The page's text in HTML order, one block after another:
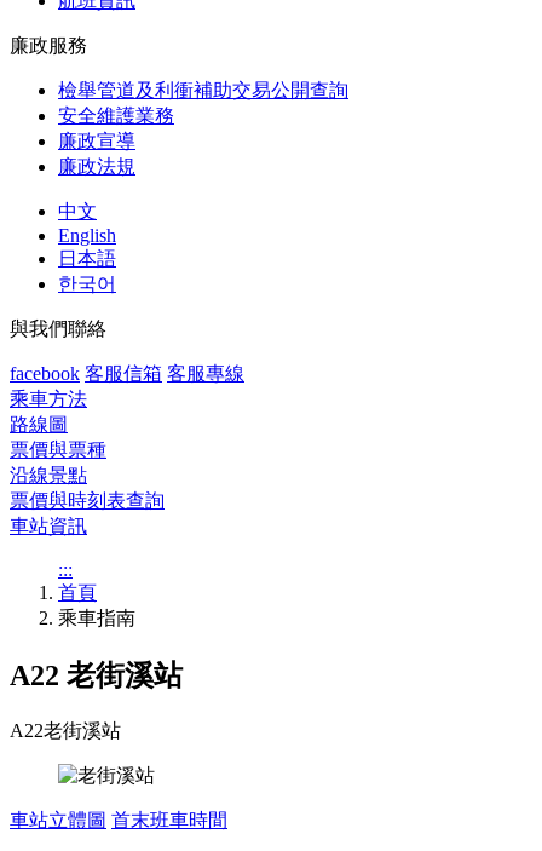
廉政服務
檢舉管道及利衝補助交易公開查詢
安全維護業務
廉政宣導
廉政法規
中文
English
日本語
한국어
與我們聯絡
facebook 客服信箱 客服專線
乘車方法
路線圖
票價與票種
沿線景點
票價與時刻表查詢
車站資訊
:::
首頁
乘車指南
A22 老街溪站
A22老街溪站
車站立體圖 首末班車時間